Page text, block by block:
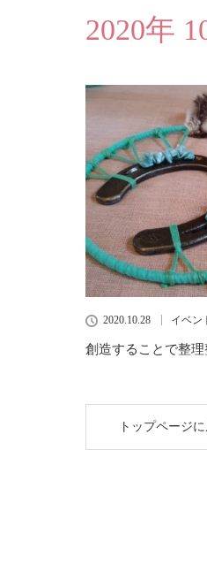
2020年
2020.10.28 イベン
創造することで整理
トップページ